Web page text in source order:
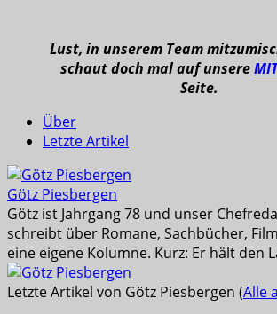
Lust, in unserem Team
schaut doch mal auf unsere
Seite.
Über
Letzte Artikel
Götz Piesbergen
Götz ist Jahrgang 78 und unser
schreibt über Romane, Sachbücher,
eine eigene Kolumne. Kurz: Er hält den
Letzte Artikel von Götz Piesbergen (Alle